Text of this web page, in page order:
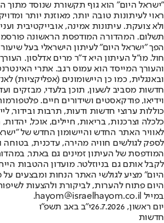
"ישראל היום" הוא גוף תקשורת שנוסד מתוך
ראוי לעיתונות טובה יותר, מאוזנת יותר
ולא צועקת. עיתונות אמינה, אובייקטיבית
הפך "ישראל היום" לעיתון הישראלי בעל
חול. מו"ל העיתון היא ד"ר מרים אדלסון.
והעורך המייסד הוא עמוס רגב. אתרי
חדשות מסביב לשעון, תוכן בלעדי, מבזקים
וידיאו, פודקאסטים ושידורים חיים.
כוללות ערוצי חדשות ודעות, תרבות ובידור,
לאוויר האתר החדש והיישומון החדש של
לספק לגולשים חוויה מהירה, עדכנית, בטוחה
המודפסת של העיתון זמינים גם באתר,
לקבל אותם גם בניוזלטר. מועדון ההטבות
היום" מציע לגולשי האתר הנחות ומבצעים על
היום פתוח להערות, לביקורת ולהצעות
במייל hayom@israelhayom.co.il.
יום ראשון, 26.7.2026
י"ב באב תשפ"ו
חדשות